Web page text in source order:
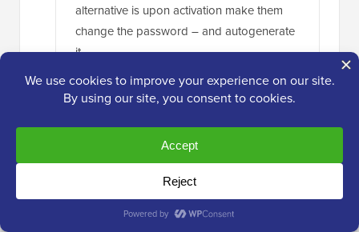
alternative is upon activation make them
change the password – and autogenerate
it
Răspunde
25 apr. 2013 la 9:52